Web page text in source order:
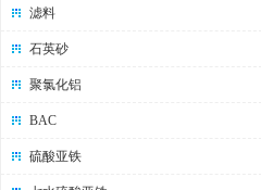
滤料
石英砂
聚氯化铝
BAC
硫酸亚铁